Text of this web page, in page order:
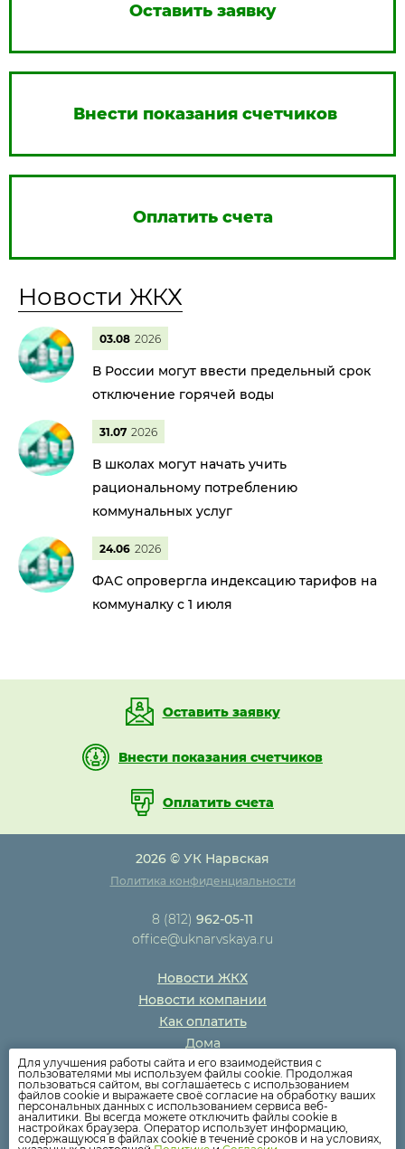
Оставить заявку
Внести показания счетчиков
Оплатить счета
Новости ЖКХ
03.08 2026
В России могут ввести предельный срок
отключение горячей воды
31.07 2026
В школах могут начать учить
рациональному потреблению
коммунальных услуг
24.06 2026
ФАС опровергла индексацию тарифов на
коммуналку с 1 июля
Оставить заявку
Внести показания счетчиков
Оплатить счета
2026 © УК Нарвская
Политика конфиденциальности
8 (812) 962-05-11
office@uknarvskaya.ru
Новости ЖКХ
Новости компании
Как оплатить
Дома
Раскрытие информации
Вопросы
Для улучшения работы сайта и его взаимодействия с
пользователями мы используем файлы cookie. Продолжая
пользоваться сайтом, вы соглашаетесь с использованием
файлов cookie и выражаете своё согласие на обработку ваших
персональных данных с использованием сервиса веб-
аналитики. Вы всегда можете отключить файлы cookie в
настройках браузера. Оператор использует информацию,
содержащуюся в файлах cookie в течение сроков и на условиях,